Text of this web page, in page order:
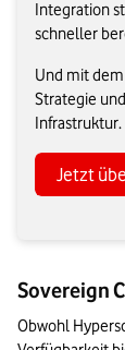
Integration
schneller
Und mit
Strategie
Infrastruktur.
Jetzt
Sovereign
Obwohl